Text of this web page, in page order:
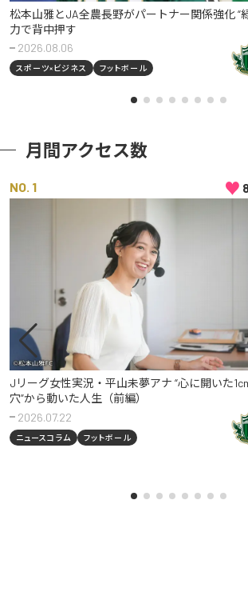
松本山雅とJA全農長野がパートナー関係強化 “
力で背中押す
2026.08.06
スポーツ×ビジネス フットボール
月間アクセス数
NO ♥
Jリーグ女性実況・平山未夢アナ “心に開いた
穴”から動いた人生（前編）
2026.07.22
ニュースコラム フットボール